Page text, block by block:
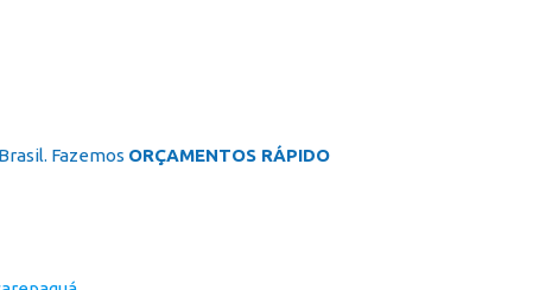
Fazemos ORÇAMENTOS RÁPIDO